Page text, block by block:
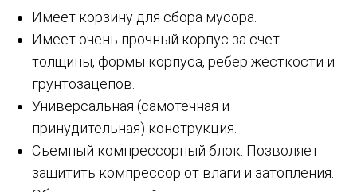
Имеет корзину для сбора мусора.
Имеет очень прочный корпус за счет
толщины, формы корпуса, ребер жесткости и
грунтозацепов.
Универсальная (самотечная и
принудительная) конструкция.
Съемный компрессорный блок. Позволяет
защитить компрессор от влаги и затопления.